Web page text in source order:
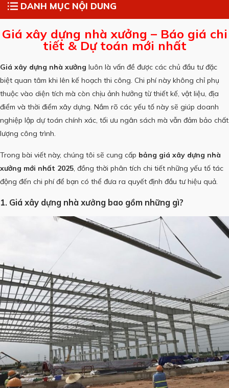
DANH MỤC NỘI DUNG
Giá xây dựng nhà xưởng – Báo giá chi
tiết & Dự toán mới nhất
Giá xây dựng nhà xưởng luôn là vấn đề được các chủ đầu tư đặc
biệt quan tâm khi lên kế hoạch thi công. Chi phí này không chỉ phụ
thuộc vào diện tích mà còn chịu ảnh hưởng từ thiết kế, vật liệu, địa
điểm và thời điểm xây dựng. Nắm rõ các yếu tố này sẽ giúp doanh
nghiệp lập dự toán chính xác, tối ưu ngân sách mà vẫn đảm bảo chất
lượng công trình.
Trong bài viết này, chúng tôi sẽ cung cấp bảng giá xây dựng nhà
xưởng mới nhất 2025, đồng thời phân tích chi tiết những yếu tố tác
động đến chi phí để bạn có thể đưa ra quyết định đầu tư hiệu quả.
1. Giá xây dựng nhà xưởng bao gồm những gì?